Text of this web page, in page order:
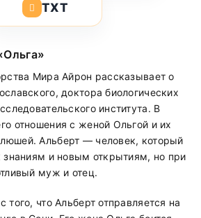
TXT
Мира Айрон рассказывает о
доктора биологических
института. В
отношения с женой Ольгой и их
Альберт — человек, который
знаниям и новым открытиям, но при
муж и отец.
что Альберт отправляется на